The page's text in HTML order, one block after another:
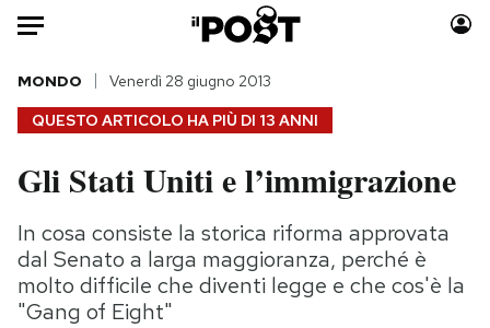
Auto
HOME
Italia
Politica
Tecnologia
Internet
Moda
Consumismi
Storie/Idee
QUESTO ARTICOLO HA PIÙ DI 13 ANNI
MONDO Venerdì 28 giugno 2013
Gli Stati Uniti e l’immigrazione
In cosa consiste la storica riforma approvata
dal Senato a larga maggioranza, perché è
molto difficile che diventi legge e che cos'è la
"Gang of Eight"